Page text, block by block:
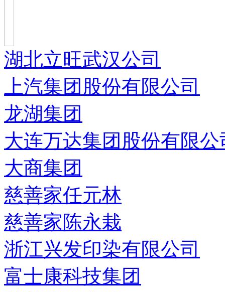
湖北立旺武汉公司
上汽集团股份有限公司
龙湖集团
大连万达集团股份有限公
大商集团
慈善家任元林
慈善家陈永栽
浙江兴发印染有限公司
富士康科技集团